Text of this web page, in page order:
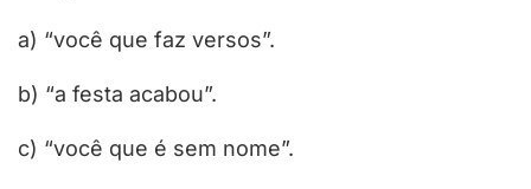
a) “você que faz versos”.
b) “a festa acabou”.
c) “você que é sem nome”.